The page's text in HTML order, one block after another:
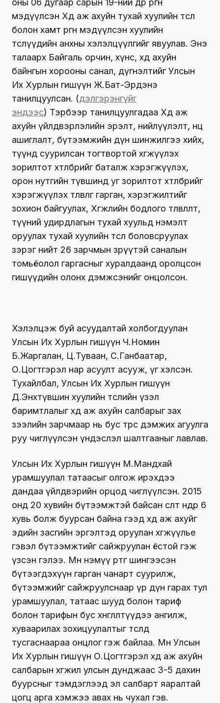
оны 06 дугаар сарын 19-ний өдөр өргөн
мэдүүлсэн Хөдөө аж ахуйн тухай хуулийн төсөл
болон хамт өргөн мэдүүлсэн хуулийн
төслүүдийн анхны хэлэлцүүлгийг явуулав. Энэ
талаарх Байгаль орчин, хүнс, хөдөө ахуйн
байнгын хорооны санал, дүгнэлтийг Улсын
Их Хурлын гишүүн Ж.Бат-Эрдэнэ
танилцуулсан. (дэлгэрэнгүйг
эндээс) Тэрбээр танилцуулгадаа Хөдөө аж
ахуйн үйлдвэрлэлийн эрэлт, нийлүүлэлт, нөөц
ашиглалт, бүтээмжийн дүн шинжилгээ хийх,
түүнд суурилсан тогтвортой хөгжүүлэх
зорилтот хөтөлбөрийг баталж хэрэгжүүлэх,
орон нутгийн түвшинд уг зорилтот хөтөлбөрийг
хэрэгжүүлэх төлөвлөгөө гарган, хэрэгжилтийг
зохион байгуулах, Хөгжлийн бодлого төлөвлөлт,
түүний удирдлагын тухай хуульд нэмэлт
оруулах тухай хуулийн төсөл боловсруулах
зэрэг нийт 26 зарчмын зөрүүтэй саналын
томьёолол гаргасныг хуралдаанд оролцсон
гишүүдийн олонх дэмжсэнийг онцолсон.
Хэлэлцэж буй асуудалтай холбогдуулан
Улсын Их Хурлын гишүүн Ч.Номин
Б.Жаргалан, Ц.Туваан, С.Ганбаатар,
О.Цогтгэрэл нар асуулт асууж, үг хэлсэн.
Тухайлбал, Улсын Их Хурлын гишүүн
Д.Энхтүвшин хуулийн төслийн үзэл
баримтлалыг хөдөө аж ахуйн салбарыг зах
зээлийн зарчмаар нь бус төрөөс дэмжих агуулга
руу чиглүүлсэн үндэслэл шалтгааныг лавлав.
Улсын Их Хурлын гишүүн М.Мандхай
урамшуулал татаасыг олгож ирэхдээ
дандаа үйлдвэрийн орцод чиглүүлсэн. 2015
онд 20 хувийн бүтээмжтэй байсан өсөлт өнөөдөр 6
хувь болж буурсан байна гээд хөдөө аж ахуйг
эдийн засгийн эргэлтэд оруулан хөгжүүлье
гэвэл бүтээмжтийг сайжруулан ёстой гэж
үзсэн гэлээ. Мөн нэмүү өртөг шингээсэн
бүтээгдэхүүн гарган чанарт суурилж,
бүтээмжийг сайжруулснаар үр дүн гарах тул
урамшуулал, татаас шууд болон тариф
болон тарифын бус хөнгөлөлтүүдээ ангилж,
хуваарилах зохицуулалтыг төсөлд
тусгаснаараа онцлог гэж байлаа. Мөн Улсын
Их Хурлын гишүүн О.Цогтгэрэл хөдөө аж ахуйн
салбарын хөгжил улсын дунджаас 3-5 дахин
буурсныг тэмдэглээд эл салбарт яаралтай
цогц арга хэмжээ авах нь чухал гэв.